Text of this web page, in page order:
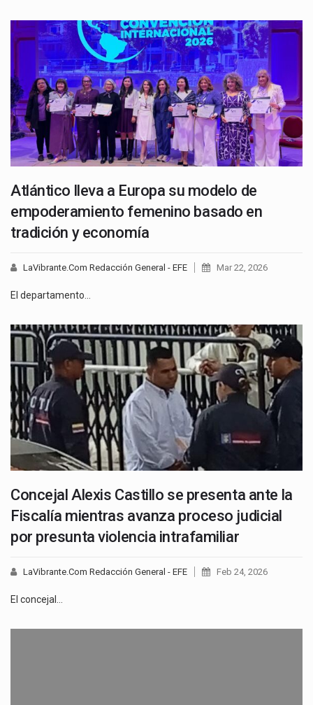
Atlántico lleva a Europa su modelo de
empoderamiento femenino basado en
tradición y economía
LaVibrante.Com Redacción General - EFE Mar 22, 2026
El departamento…
Concejal Alexis Castillo se presenta ante la
Fiscalía mientras avanza proceso judicial
por presunta violencia intrafamiliar
LaVibrante.Com Redacción General - EFE Feb 24, 2026
El concejal…